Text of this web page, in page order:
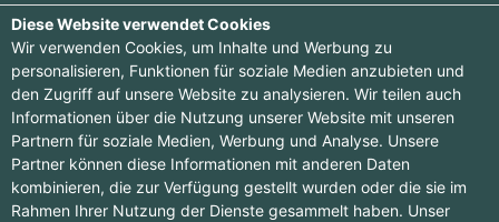
0
BEWERTUNGEN
Diese Website verwendet Cookies
Wir verwenden Cookies, um Inhalte und Werbung zu
personalisieren, Funktionen für soziale Medien anzubieten und
den Zugriff auf unsere Website zu analysieren. Wir teilen auch
Informationen über die Nutzung unserer Website mit unseren
Partnern für soziale Medien, Werbung und Analyse. Unsere
Partner können diese Informationen mit anderen Daten
kombinieren, die zur Verfügung gestellt wurden oder die sie im
Rahmen Ihrer Nutzung der Dienste gesammelt haben. Unser